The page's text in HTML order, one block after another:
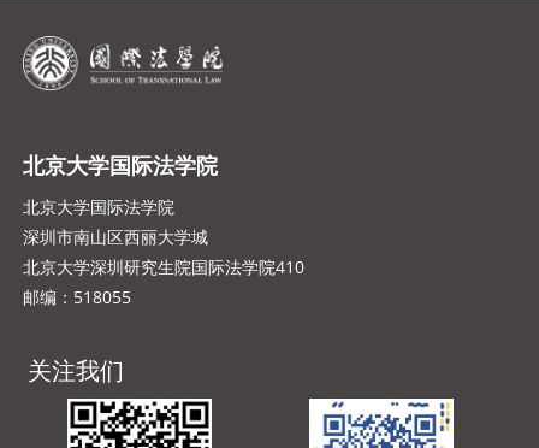
北京大学国际法学院
北京大学国际法学院
深圳市南山区西丽大学城
北京大学深圳研究生院国际法学院410
邮编：518055
关注我们